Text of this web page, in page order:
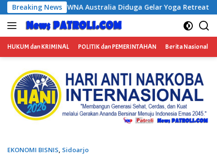
Langsung
ke
konten
Breaking News
Gelar Yoga Retreat dan Menjadi Instruktur Meditasi
HUKUM dan KRIMINAL POLITIK dan PEMERINTAHAN Berita Nasional
EKONOMI BISNIS, Sidoarjo